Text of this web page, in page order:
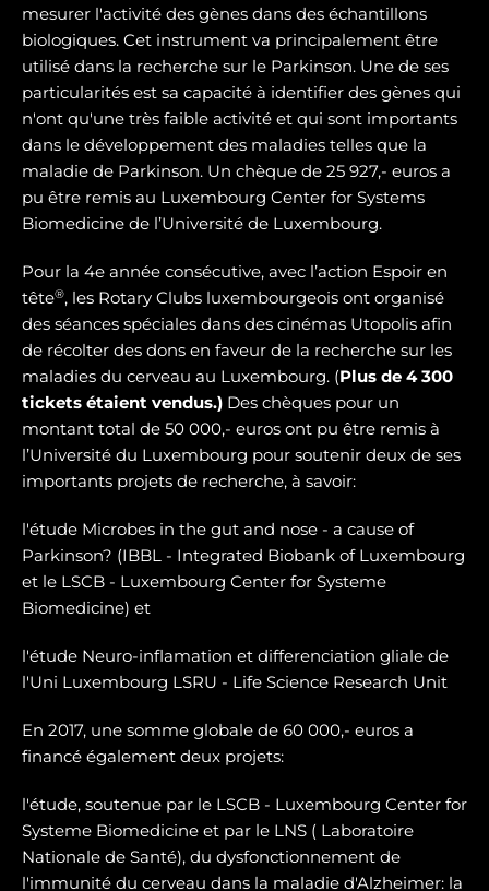
mesurer l'activité des gènes dans des échantillons
biologiques. Cet instrument va principalement être
utilisé dans la recherche sur le Parkinson. Une de ses
particularités est sa capacité à identifier des gènes qui
n'ont qu'une très faible activité et qui sont importants
dans le développement des maladies telles que la
maladie de Parkinson. Un chèque de 25 927,- euros a
pu être remis au Luxembourg Center for Systems
Biomedicine de l’Université de Luxembourg.
Pour la 4e année consécutive, avec l’action Espoir en
tête®, les Rotary Clubs luxembourgeois ont organisé
des séances spéciales dans des cinémas Utopolis afin
de récolter des dons en faveur de la recherche sur les
maladies du cerveau au Luxembourg. (Plus de 4 300
tickets étaient vendus.) Des chèques pour un
montant total de 50 000,- euros ont pu être remis à
l’Université du Luxembourg pour soutenir deux de ses
importants projets de recherche, à savoir:
l'étude Microbes in the gut and nose - a cause of
Parkinson? (IBBL - Integrated Biobank of Luxembourg
et le LSCB - Luxembourg Center for Systeme
Biomedicine) et
l'étude Neuro-inflamation et differenciation gliale de
l'Uni Luxembourg LSRU - Life Science Research Unit
En 2017, une somme globale de 60 000,- euros a
financé également deux projets:
l'étude, soutenue par le LSCB - Luxembourg Center for
Systeme Biomedicine et par le LNS ( Laboratoire
Nationale de Santé), du dysfonctionnement de
l'immunité du cerveau dans la maladie d'Alzheimer: la